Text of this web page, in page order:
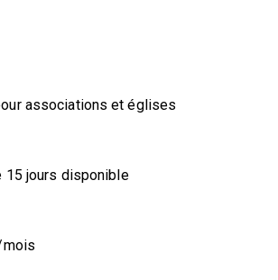
associations et églises
15 jours disponible
mois